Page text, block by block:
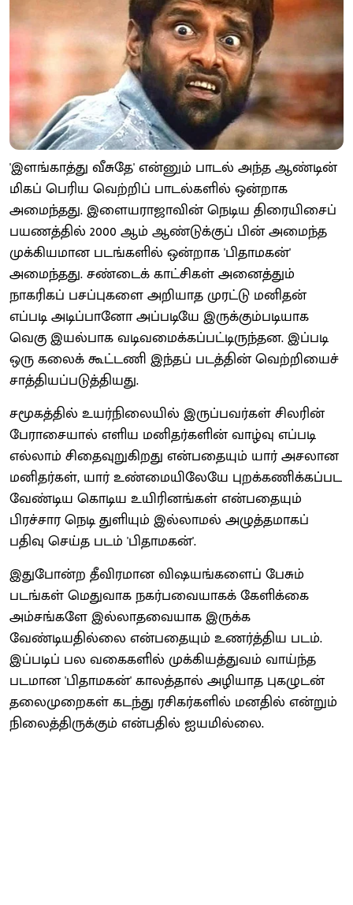
'இளங்காத்து வீசுதே' என்னும் பாடல் அந்த ஆண்டின்
மிகப் பெரிய வெற்றிப் பாடல்களில் ஒன்றாக
அமைந்தது. இளையராஜாவின் நெடிய திரையிசைப்
பயணத்தில் 2000 ஆம் ஆண்டுக்குப் பின் அமைந்த
முக்கியமான படங்களில் ஒன்றாக 'பிதாமகன்'
அமைந்தது. சண்டைக் காட்சிகள் அனைத்தும்
நாகரிகப் பசப்புகளை அறியாத முரட்டு மனிதன்
எப்படி அடிப்பானோ அப்படியே இருக்கும்படியாக
வெகு இயல்பாக வடிவமைக்கப்பட்டிருந்தன. இப்படி
ஒரு கலைக் கூட்டணி இந்தப் படத்தின் வெற்றியைச்
சாத்தியப்படுத்தியது.
சமூகத்தில் உயர்நிலையில் இருப்பவர்கள் சிலரின்
பேராசையால் எளிய மனிதர்களின் வாழ்வு எப்படி
எல்லாம் சிதைவுறுகிறது என்பதையும் யார் அசலான
மனிதர்கள், யார் உண்மையிலேயே புறக்கணிக்கப்பட
வேண்டிய கொடிய உயிரினங்கள் என்பதையும்
பிரச்சார நெடி துளியும் இல்லாமல் அழுத்தமாகப்
பதிவு செய்த படம் 'பிதாமகன்'.
இதுபோன்ற தீவிரமான விஷயங்களைப் பேசும்
படங்கள் மெதுவாக நகர்பவையாகக் கேளிக்கை
அம்சங்களே இல்லாதவையாக இருக்க
வேண்டியதில்லை என்பதையும் உணர்த்திய படம்.
இப்படிப் பல வகைகளில் முக்கியத்துவம் வாய்ந்த
படமான 'பிதாமகன்' காலத்தால் அழியாத புகழுடன்
தலைமுறைகள் கடந்து ரசிகர்களில் மனதில் என்றும்
நிலைத்திருக்கும் என்பதில் ஐயமில்லை.